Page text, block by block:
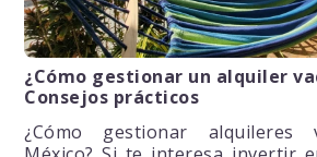
¿Cómo gestionar un alquiler
Consejos prácticos
¿Cómo gestionar alquileres